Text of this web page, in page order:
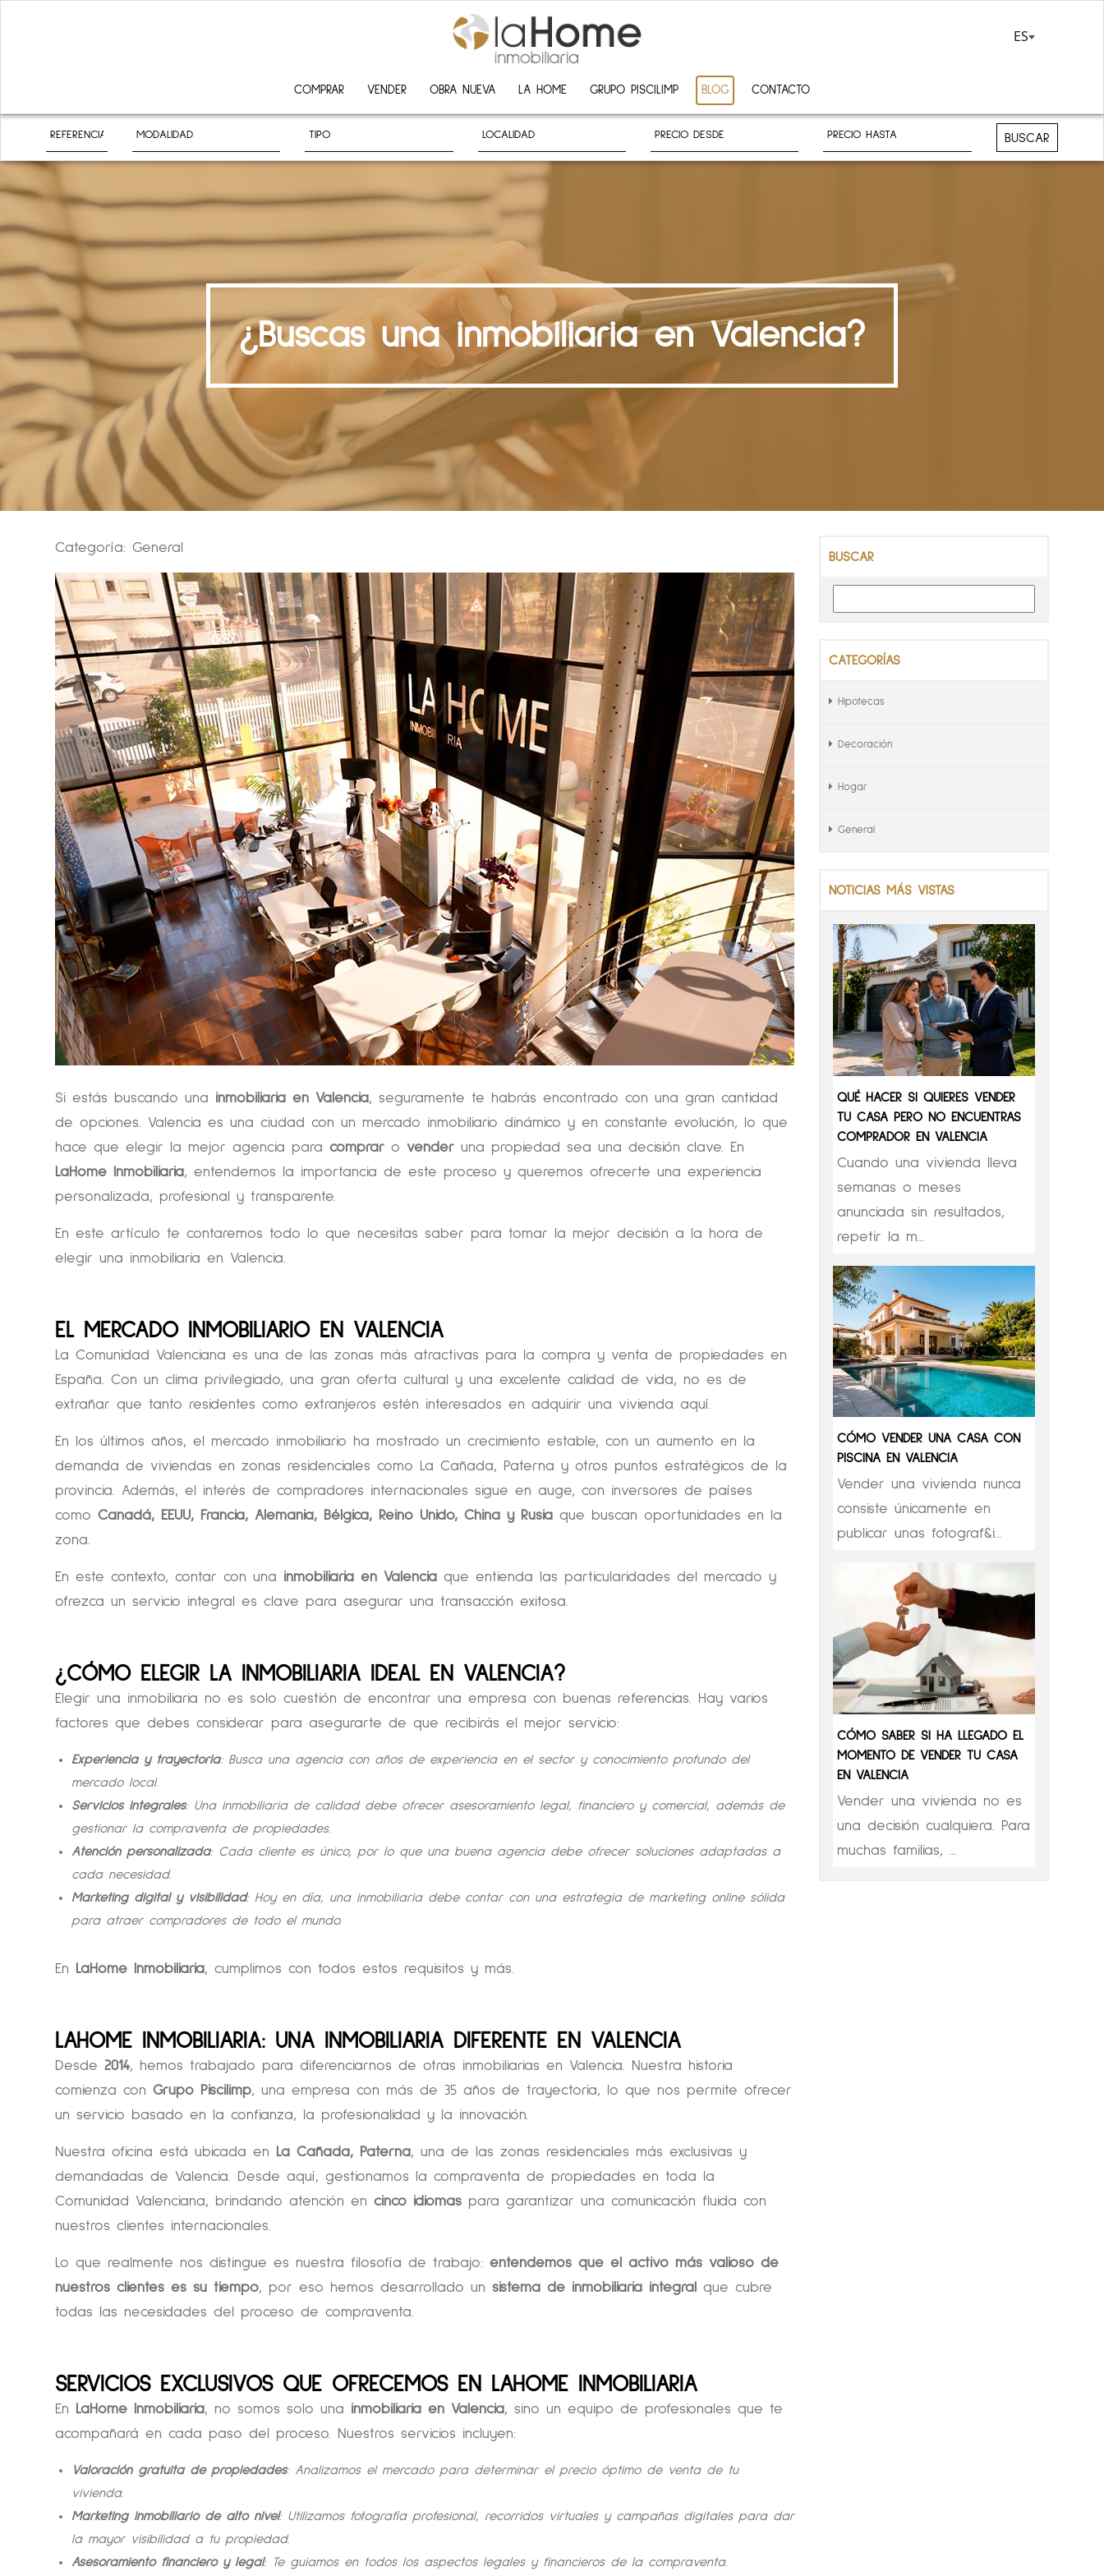
ES
COMPRAR VENDER OBRA NUEVA LA HOME GRUPO PISCILIMP BLOG CONTACTO
BUSCAR
¿Buscas una inmobiliaria en Valencia?
Categoría: General
Si estás buscando una inmobiliaria en Valencia, seguramente te habrás encontrado con una gran cantidad
de opciones. Valencia es una ciudad con un mercado inmobiliario dinámico y en constante evolución, lo que
hace que elegir la mejor agencia para comprar o vender una propiedad sea una decisión clave. En
LaHome Inmobiliaria, entendemos la importancia de este proceso y queremos ofrecerte una experiencia
personalizada, profesional y transparente.
En este artículo te contaremos todo lo que necesitas saber para tomar la mejor decisión a la hora de
elegir una inmobiliaria en Valencia.
EL MERCADO INMOBILIARIO EN VALENCIA
La Comunidad Valenciana es una de las zonas más atractivas para la compra y venta de propiedades en
España. Con un clima privilegiado, una gran oferta cultural y una excelente calidad de vida, no es de
extrañar que tanto residentes como extranjeros estén interesados en adquirir una vivienda aquí.
En los últimos años, el mercado inmobiliario ha mostrado un crecimiento estable, con un aumento en la
demanda de viviendas en zonas residenciales como La Cañada, Paterna y otros puntos estratégicos de la
provincia. Además, el interés de compradores internacionales sigue en auge, con inversores de países
como Canadá, EEUU, Francia, Alemania, Bélgica, Reino Unido, China y Rusia que buscan oportunidades en la
zona.
En este contexto, contar con una inmobiliaria en Valencia que entienda las particularidades del mercado y
ofrezca un servicio integral es clave para asegurar una transacción exitosa.
¿CÓMO ELEGIR LA INMOBILIARIA IDEAL EN VALENCIA?
Elegir una inmobiliaria no es solo cuestión de encontrar una empresa con buenas referencias. Hay varios
factores que debes considerar para asegurarte de que recibirás el mejor servicio:
Experiencia y trayectoria: Busca una agencia con años de experiencia en el sector y conocimiento profundo del
mercado local.
Servicios integrales: Una inmobiliaria de calidad debe ofrecer asesoramiento legal, financiero y comercial, además de
gestionar la compraventa de propiedades.
Atención personalizada: Cada cliente es único, por lo que una buena agencia debe ofrecer soluciones adaptadas a
cada necesidad.
Marketing digital y visibilidad: Hoy en día, una inmobiliaria debe contar con una estrategia de marketing online sólida
para atraer compradores de todo el mundo.
En LaHome Inmobiliaria, cumplimos con todos estos requisitos y más.
LAHOME INMOBILIARIA: UNA INMOBILIARIA DIFERENTE EN VALENCIA
Desde 2014, hemos trabajado para diferenciarnos de otras inmobiliarias en Valencia. Nuestra historia
comienza con Grupo Piscilimp, una empresa con más de 35 años de trayectoria, lo que nos permite ofrecer
un servicio basado en la confianza, la profesionalidad y la innovación.
Nuestra oficina está ubicada en La Cañada, Paterna, una de las zonas residenciales más exclusivas y
demandadas de Valencia. Desde aquí, gestionamos la compraventa de propiedades en toda la
Comunidad Valenciana, brindando atención en cinco idiomas para garantizar una comunicación fluida con
nuestros clientes internacionales.
Lo que realmente nos distingue es nuestra filosofía de trabajo: entendemos que el activo más valioso de
nuestros clientes es su tiempo, por eso hemos desarrollado un sistema de inmobiliaria integral
que cubre
todas las necesidades del proceso de compraventa.
SERVICIOS EXCLUSIVOS QUE OFRECEMOS EN LAHOME INMOBILIARIA
En LaHome Inmobiliaria, no somos solo una inmobiliaria en Valencia, sino un equipo de profesionales que te
acompañará en cada paso del proceso. Nuestros servicios incluyen:
Valoración gratuita de propiedades: Analizamos el mercado para determinar el precio óptimo de venta de tu
vivienda.
Marketing inmobiliario de alto nivel: Utilizamos fotografía profesional, recorridos virtuales y campañas digitales para dar
la mayor visibilidad a tu propiedad.
Asesoramiento financiero y legal: Te guiamos en todos los aspectos legales y financieros de la compraventa.
BUSCAR
CATEGORÍAS
Hipotecas
Decoración
Hogar
General
NOTICIAS MÁS VISTAS
QUÉ HACER SI QUIERES VENDER
TU CASA PERO NO ENCUENTRAS
COMPRADOR EN VALENCIA
Cuando una vivienda lleva
semanas o meses
anunciada sin resultados,
repetir la m...
CÓMO VENDER UNA CASA CON
PISCINA EN VALENCIA
Vender una vivienda nunca
consiste únicamente en
publicar unas fotograf&i...
CÓMO SABER SI HA LLEGADO EL
MOMENTO DE VENDER TU CASA
EN VALENCIA
Vender una vivienda no es
una decisión cualquiera. Para
muchas familias, ...